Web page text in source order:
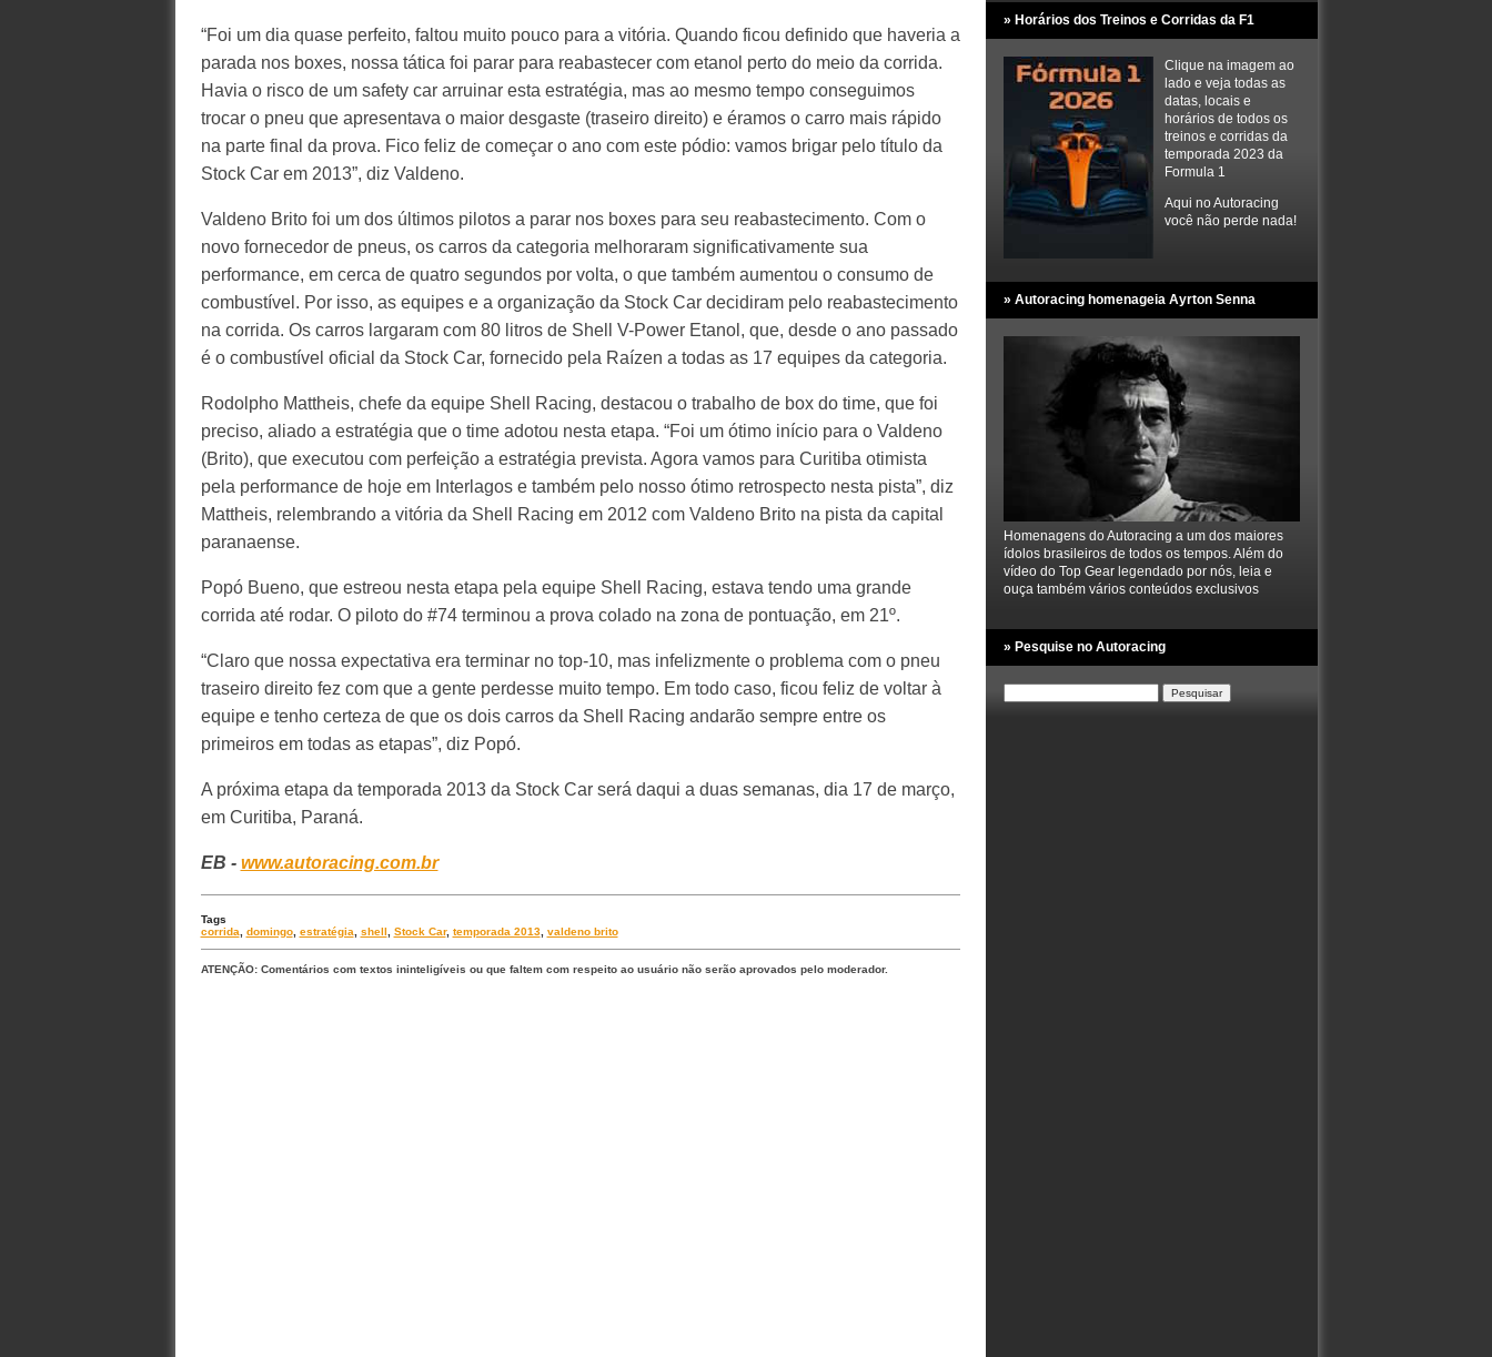
“Foi um dia quase perfeito, faltou muito pouco para a vitória. Quando ficou definido que haveria a
parada nos boxes, nossa tática foi parar para reabastecer com etanol perto do meio da corrida.
Havia o risco de um safety car arruinar esta estratégia, mas ao mesmo tempo conseguimos
trocar o pneu que apresentava o maior desgaste (traseiro direito) e éramos o carro mais rápido
na parte final da prova. Fico feliz de começar o ano com este pódio: vamos brigar pelo título da
Stock Car em 2013”, diz Valdeno.
Valdeno Brito foi um dos últimos pilotos a parar nos boxes para seu reabastecimento. Com o
novo fornecedor de pneus, os carros da categoria melhoraram significativamente sua
performance, em cerca de quatro segundos por volta, o que também aumentou o consumo de
combustível. Por isso, as equipes e a organização da Stock Car decidiram pelo reabastecimento
na corrida. Os carros largaram com 80 litros de Shell V-Power Etanol, que, desde o ano passado
é o combustível oficial da Stock Car, fornecido pela Raízen a todas as 17 equipes da categoria.
Rodolpho Mattheis, chefe da equipe Shell Racing, destacou o trabalho de box do time, que foi
preciso, aliado a estratégia que o time adotou nesta etapa. “Foi um ótimo início para o Valdeno
(Brito), que executou com perfeição a estratégia prevista. Agora vamos para Curitiba otimista
pela performance de hoje em Interlagos e também pelo nosso ótimo retrospecto nesta pista”, diz
Mattheis, relembrando a vitória da Shell Racing em 2012 com Valdeno Brito na pista da capital
paranaense.
Popó Bueno, que estreou nesta etapa pela equipe Shell Racing, estava tendo uma grande
corrida até rodar. O piloto do #74 terminou a prova colado na zona de pontuação, em 21º.
“Claro que nossa expectativa era terminar no top-10, mas infelizmente o problema com o pneu
traseiro direito fez com que a gente perdesse muito tempo. Em todo caso, ficou feliz de voltar à
equipe e tenho certeza de que os dois carros da Shell Racing andarão sempre entre os
primeiros em todas as etapas”, diz Popó.
A próxima etapa da temporada 2013 da Stock Car será daqui a duas semanas, dia 17 de março,
em Curitiba, Paraná.
EB - www.autoracing.com.br
Tags
corrida
domingo, estratégia shell Stock Car, temporada 2013, valdeno brito
ATENÇÃO: Comentários com textos ininteligíveis ou que faltem com respeito ao usuário não serão aprovados pelo moderador.
» Horários dos Treinos e Corridas da F1
Clique na imagem ao
lado e veja todas as
datas, locais e
horários de todos os
treinos e corridas da
temporada 2023 da
Formula 1
Aqui no Autoracing
você não perde nada!
» Autoracing homenageia Ayrton Senna
Homenagens do Autoracing a um dos maiores
ídolos brasileiros de todos os tempos. Além do
vídeo do Top Gear legendado por nós, leia e
ouça também vários conteúdos exclusivos
» Pesquise no Autoracing
por: